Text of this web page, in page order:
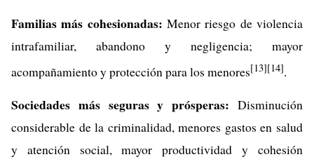
Familias más cohesionadas: Menor riesgo de violencia
intrafamiliar, abandono y negligencia; mayor
acompañamiento y protección para los menores[13][14].
Sociedades más seguras y prósperas: Disminución
considerable de la criminalidad, menores gastos en salud
y atención social, mayor productividad y cohesión